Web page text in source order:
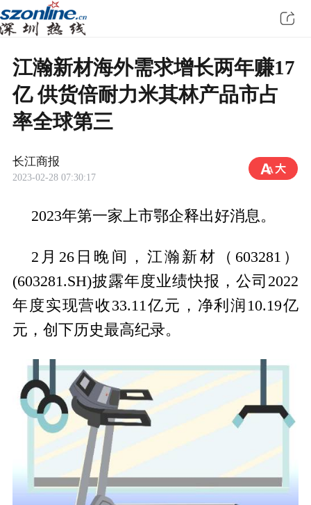
江瀚新材海外需求增长两年赚17
亿 供货倍耐力米其林产品市占
率全球第三
长江商报
2023-02-28 07:30:17
2023年第一家上市鄂企释出好消息。
2月26日晚间，江瀚新材（603281）
(603281.SH)披露年度业绩快报，公司2022
年度实现营收33.11亿元，净利润10.19亿
元，创下历史最高纪录。